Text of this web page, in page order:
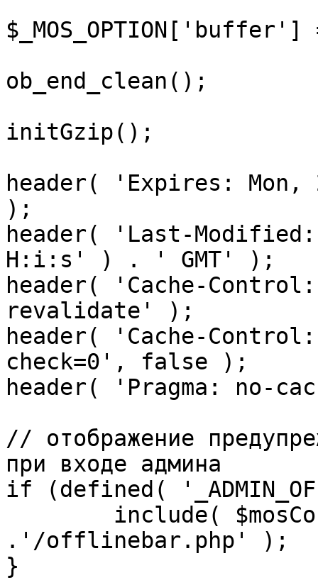
ob_end_clean();
initGzip();
header( 'Expires: Mon,
);
header( 'Last-
H:i:s' ) . ' GMT' );
header( 'Cache-
revalidate' );
header( 'Cache-
check=0', false );
header( 'Pragma: no-
// отображение
при входе админа
if (defined(
.'/offlinebar.php' );
}